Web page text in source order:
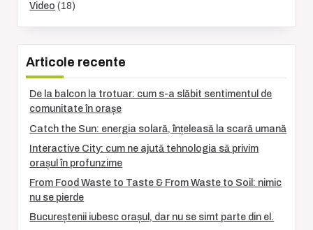
Video (18)
Articole recente
De la balcon la trotuar: cum s-a slăbit sentimentul de
comunitate în orașe
Catch the Sun: energia solară, înțeleasă la scară umană
Interactive City: cum ne ajută tehnologia să privim
orașul în profunzime
From Food Waste to Taste & From Waste to Soil: nimic
nu se pierde
Bucureștenii iubesc orașul, dar nu se simt parte din el.